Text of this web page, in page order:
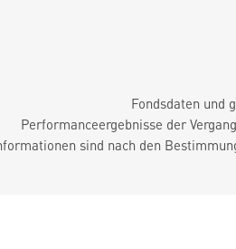
Fondsdaten und
Performanceergebnisse der
sind nach den